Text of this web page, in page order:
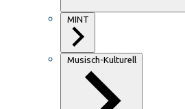
MINT
Musisch-Kulturell